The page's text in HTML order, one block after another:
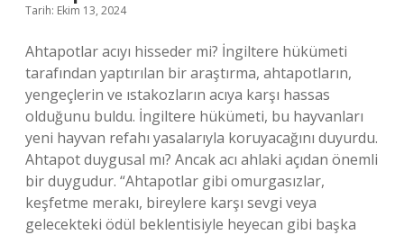
Tarih: Ekim 13, 2024
Ahtapotlar acıyı hisseder mi? İngiltere hükümeti
tarafından yaptırılan bir araştırma, ahtapotların,
yengeçlerin ve ıstakozların acıya karşı hassas
olduğunu buldu. İngiltere hükümeti, bu hayvanları
yeni hayvan refahı yasalarıyla koruyacağını duyurdu.
Ahtapot duygusal mı? Ancak acı ahlaki açıdan önemli
bir duygudur. “Ahtapotlar gibi omurgasızlar,
keşfetme merakı, bireylere karşı sevgi veya
gelecekteki ödül beklentisiyle heyecan gibi başka